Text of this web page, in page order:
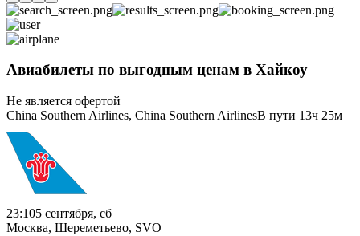
Авиабилеты по выгодным ценам в Хайкоу
Не является офертой
China Southern Airlines, China Southern AirlinesВ пути 13ч 25м
23:105 сентября, сб
Москва, Шереметьево, SVO